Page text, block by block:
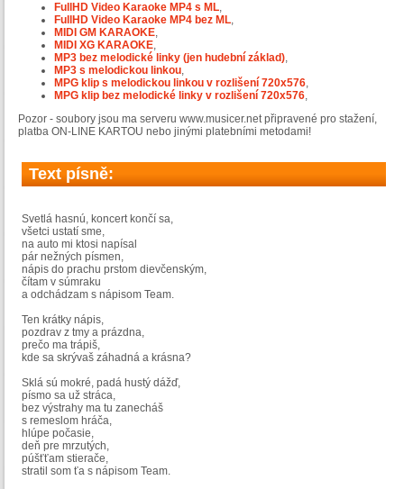
FullHD Video Karaoke MP4 s ML,
FullHD Video Karaoke MP4 bez ML,
MIDI GM KARAOKE,
MIDI XG KARAOKE,
MP3 bez melodické linky (jen hudební základ),
MP3 s melodickou linkou,
MPG klip s melodickou linkou v rozlišení 720x576,
MPG klip bez melodické linky v rozlišení 720x576,
Pozor - soubory jsou ma serveru www.musicer.net připravené pro stažení,
platba ON-LINE KARTOU nebo jinými platebními metodami!
Text písně:
Svetlá hasnú, koncert končí sa,
všetci ustatí sme,
na auto mi ktosi napísal
pár nežných písmen,
nápis do prachu prstom dievčenským,
čítam v súmraku
a odchádzam s nápisom Team.
Ten krátky nápis,
pozdrav z tmy a prázdna,
prečo ma trápiš,
kde sa skrývaš záhadná a krásna?
Sklá sú mokré, padá hustý dážď,
písmo sa už stráca,
bez výstrahy ma tu zanecháš
s remeslom hráča,
hlúpe počasie,
deň pre mrzutých,
púšťťam stierače,
stratil som ťa s nápisom Team.